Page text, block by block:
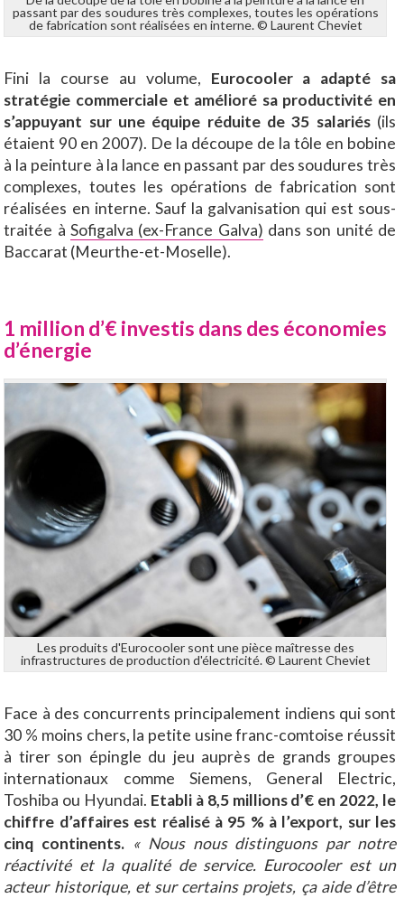
passant par des soudures très complexes, toutes les opérations
de fabrication sont réalisées en interne. © Laurent Cheviet
Fini la course au volume, Eurocooler a adapté sa
stratégie commerciale et amélioré sa productivité en
s’appuyant sur une équipe réduite de 35 salariés(ils
étaient 90 en 2007). De la découpe de la tôle en bobine
à la peinture à la lance en passant par des soudures très
complexes, toutes les opérations de fabrication sont
réalisées en interne. Sauf la galvanisation qui est sous-
traitée àSofigalva (ex-France Galva) dans son unité de
Baccarat (Meurthe-et-Moselle).
1 million d’€ investis dans des économies
d’énergie
Les produits d'Eurocooler sont une pièce maîtresse des
infrastructures de production d'électricité. © Laurent Cheviet
Face à des concurrents principalement indiens qui sont
30 % moins chers, la petite usine franc-comtoise réussit
à tirer son épingle du jeu auprès de grands groupes
internationaux comme Siemens, General Electric,
Toshiba ou Hyundai. Etabli à 8,5 millions d’€ en 2022, le
chiffre d’affaires est réalisé à 95 % à l’export, sur les
cinq continents. « Nous nous distinguons par notre
réactivité et la qualité de service. Eurocooler est un
acteur historique, et sur certains projets, ça aide d’être